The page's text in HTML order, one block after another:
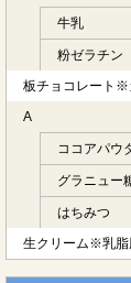
牛乳
粉ゼラチン
板チョコレート※
A
ココアパウ
グラニュー
はちみつ
生クリーム※乳脂